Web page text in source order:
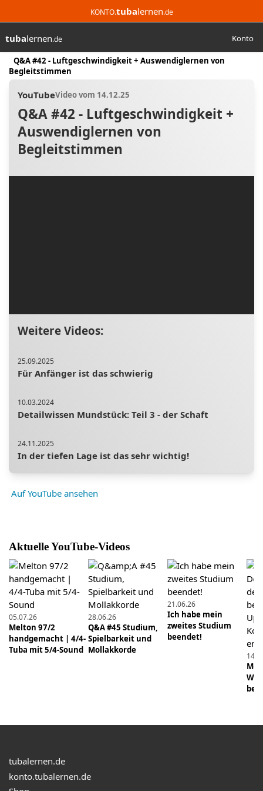
KONTO.tubalernen.de
tubalernen.de Suchen
Konto
Start
Q&A #42 - Luftgeschwindigkeit + Auswendiglernen von
Begleitstimmen
YouTubeVideo vom 14.12.25
Q&A #42 - Luftgeschwindigkeit +
Auswendiglernen von
Begleitstimmen
Weitere Videos:
25.09.2025
Für Anfänger ist das schwierig
10.03.2024
Detailwissen Mundstück: Teil 3 - der Schaft
24.11.2025
In der tiefen Lage ist das sehr wichtig!
Unzufrieden? - Kreativität und Motivation
19.12.2024
Was braucht mehr Pflege? Pump- oder
Drehventile? #tuba #tubalernen #musik
#blasmusik #brass
18.04.2025
Mit Drones und Play-Alongs lassen sich Timing und
#brass
Q&A #16 - Warum kann eine kleine Tuba tief
klingen? Wie lange brauche ich für die
Auf YouTube ansehen
Aktuelle YouTube-Videos
05.07.26
Melton 97/2
handgemacht | 4/4-
Tuba mit 5/4-Sound
28.06.26
Q&A #45 Studium,
Spielbarkeit und
Mollakkorde
21.06.26
Ich habe mein
zweites Studium
beendet!
tubalernen.de
konto.tubalernen.de